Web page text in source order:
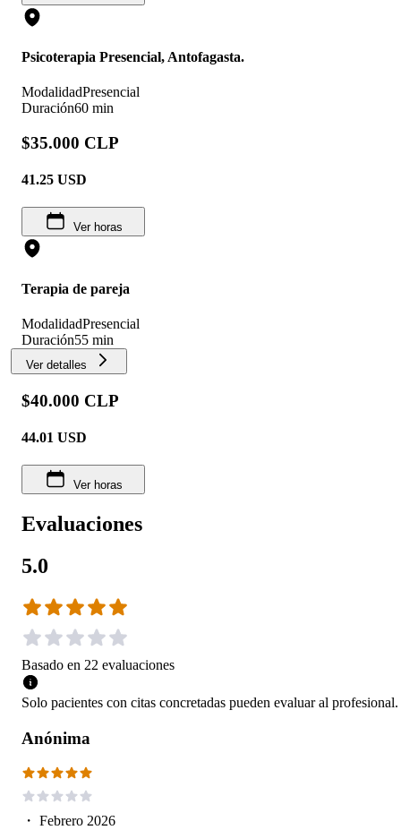
Psicoterapia Presencial, Antofagasta.
ModalidadPresencial
Duración60 min
$35.000 CLP
41.25 USD
Ver horas
Terapia de pareja
ModalidadPresencial
Duración55 min
Ver detalles
$40.000 CLP
44.01 USD
Ver horas
Evaluaciones
5.0
Basado en 22 evaluaciones
Solo pacientes con citas concretadas pueden evaluar al profesional.
Anónima
・ Febrero 2026